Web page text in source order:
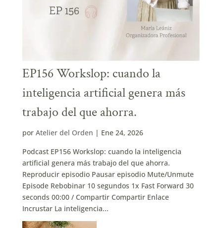
EP156 Workslop: cuando la
inteligencia artificial genera más
trabajo del que ahorra.
por Atelier del Orden | Ene 24, 2026
Podcast EP156 Workslop: cuando la inteligencia
artificial genera más trabajo del que ahorra.
Reproducir episodio Pausar episodio Mute/Unmute
Episode Rebobinar 10 segundos 1x Fast Forward 30
seconds 00:00 / Compartir Compartir Enlace
Incrustar La inteligencia...